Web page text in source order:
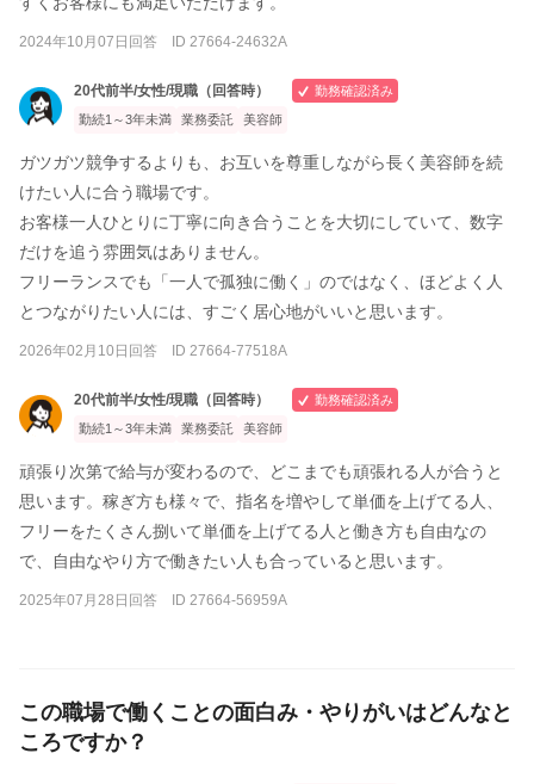
▼シャンプー
▼ブロー
¥1100
2024年10月07日回答 ID 27664-24632A
20代前半/女性/現職（回答時）
勤務確認済み
勤続1～3年未満
業務委託 美容師
ガツガツ競争するよりも、お互いを尊重しながら長く美容師を続
けたい人に合う職場です。
お客様一人ひとりに丁寧に向き合うことを大切にしていて、数字
だけを追う雰囲気はありません。
フリーランスでも「一人で孤独に働く」のではなく、ほどよく人
とつながりたい人には、すごく居心地がいいと思います。
2026年02月10日回答 ID 27664-77518A
20代前半/女性/現職（回答時）
勤務確認済み
勤続1～3年未満
業務委託 美容師
頑張り次第で給与が変わるので、どこまでも頑張れる人が合うと
思います。稼ぎ方も様々で、指名を増やして単価を上げてる人、
フリーをたくさん捌いて単価を上げてる人と働き方も自由なの
で、自由なやり方で働きたい人も合っていると思います。
2025年07月28日回答 ID 27664-56959A
この職場で働くことの面白み・やりがいはどんなと
ころですか？